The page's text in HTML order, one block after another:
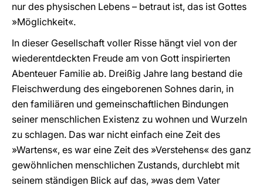
nur des physischen Lebens – betraut ist, das ist Gottes
»Möglichkeit«.
In dieser Gesellschaft voller Risse hängt viel von der
wiederentdeckten Freude am von Gott inspirierten
Abenteuer Familie ab. Dreißig Jahre lang bestand die
Fleischwerdung des eingeborenen Sohnes darin, in
den familiären und gemeinschaftlichen Bindungen
seiner menschlichen Existenz zu wohnen und Wurzeln
zu schlagen. Das war nicht einfach eine Zeit des
»Wartens«, es war eine Zeit des »Verstehens« des ganz
gewöhnlichen menschlichen Zustands, durchlebt mit
seinem ständigen Blick auf das, »was dem Vater